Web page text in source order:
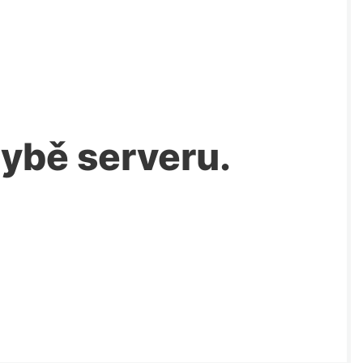
serveru.